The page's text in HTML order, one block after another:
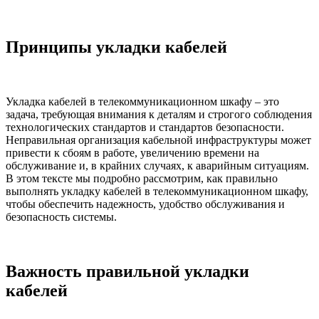
Принципы укладки кабелей
Укладка кабелей в телекоммуникационном шкафу – это
задача, требующая внимания к деталям и строгого соблюдения
технологических стандартов и стандартов безопасности.
Неправильная организация кабельной инфраструктуры может
привести к сбоям в работе, увеличению времени на
обслуживание и, в крайних случаях, к аварийным ситуациям.
В этом тексте мы подробно рассмотрим, как правильно
выполнять укладку кабелей в телекоммуникационном шкафу,
чтобы обеспечить надежность, удобство обслуживания и
безопасность системы.
Важность правильной укладки
кабелей